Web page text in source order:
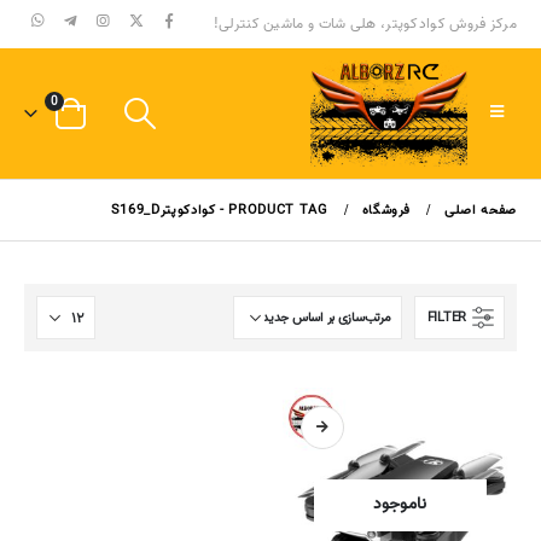
مرکز فروش کوادکوپتر، هلی شات و ماشین کنترلی!
0
صفحه اصلی فروشگاه PRODUCT TAG - کوادکوپترS169_D
FILTER
ناموجود